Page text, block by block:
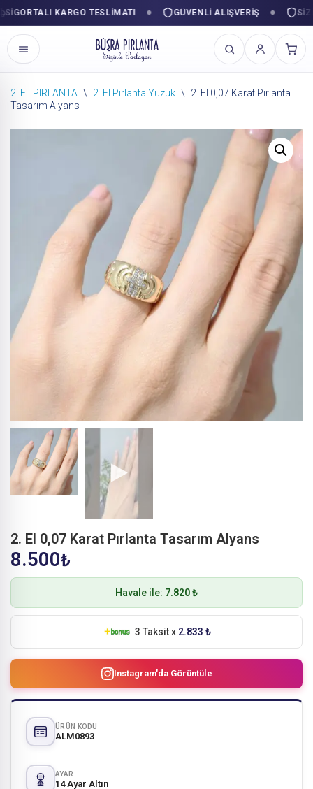
KARGO TESLIMATI GÜVENLI ALIŞVERIŞ
İçeriğe
2. EL PIRLANTA \ 2. El Pırlanta Yüzük \
2. El 0,07 Karat Pırlanta
Tasarım Alyans
2. El 0,07 Karat Pırlanta Tasarım Alyans
8.500₺
Havale ile: 7.820 ₺
3 Taksit x 2.833 ₺
Instagram'da Görüntüle
ÜRÜN KODU
ALM0893
AYAR
14 Ayar Altın